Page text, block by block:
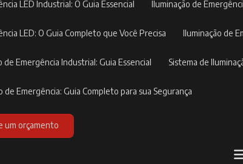
LED Industrial: O Guia Essencial Iluminação de
LED: O Guia Completo que Você Precisa Iluminação de
de Emergência Industrial: Guia Essencial Sistema de
de Emergência: Guia Completo para sua Segurança
um orçamento